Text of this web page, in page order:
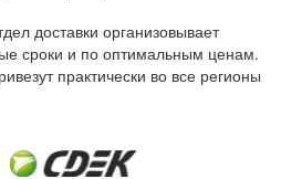
доставки организовывает
сроки и по оптимальным ценам.
практически во все регионы